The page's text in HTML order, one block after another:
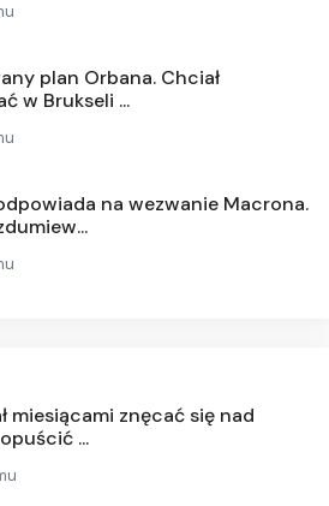
plan Orbana. Chciał
w Brukseli ...
na wezwanie Macrona.
miesiącami znęcać się nad
...